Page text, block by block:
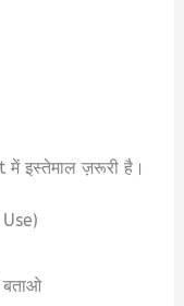
में इस्तेमाल ज़रूरी है।